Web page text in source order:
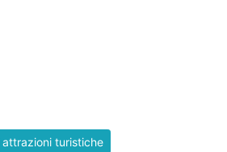
turistiche